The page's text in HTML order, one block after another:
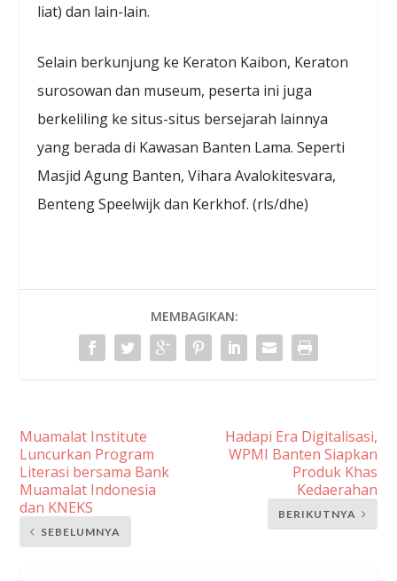
liat) dan lain-lain.
Selain berkunjung ke Keraton Kaibon, Keraton
surosowan dan museum, peserta ini juga
berkeliling ke situs-situs bersejarah lainnya
yang berada di Kawasan Banten Lama. Seperti
Masjid Agung Banten, Vihara Avalokitesvara,
Benteng Speelwijk dan Kerkhof. (rls/dhe)
MEMBAGIKAN:
Muamalat Institute
Luncurkan Program
Literasi bersama Bank
Muamalat Indonesia
dan KNEKS
SEBELUMNYA
Hadapi Era Digitalisasi,
WPMI Banten Siapkan
Produk Khas
Kedaerahan
BERIKUTNYA